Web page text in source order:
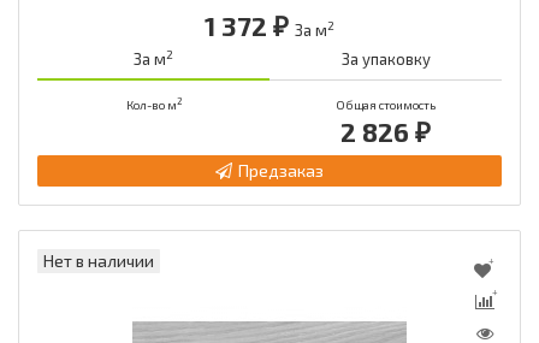
1 372 ₽ За м2
За м2 За упаковку
Кол-во м2 Общая стоимость
2 826 ₽
Предзаказ
Нет в наличии